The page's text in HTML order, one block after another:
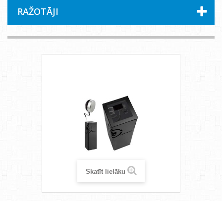
RAŽOTĀJI
Skatīt lielāku